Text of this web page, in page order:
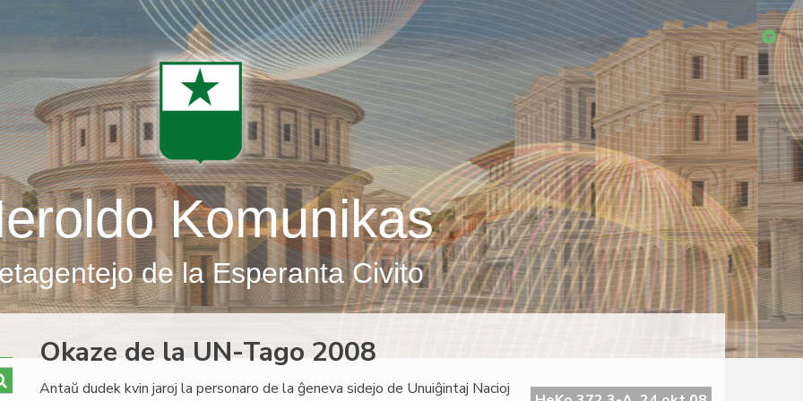
Komunikas
de la Esperanta Civito
Okaze de la UN-Tago 2008
Antaŭ dudek kvin jaroj la personaro de la ĝeneva sidejo de Unuiĝintaj Nacioj